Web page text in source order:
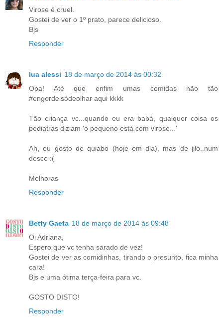
Virose é cruel.
Gostei de ver o 1º prato, parece delicioso.
Bjs
Responder
lua alessi 18 de março de 2014 às 00:32
Opa! Até que enfim umas comidas não tão
#engordeisódeolhar aqui kkkk
Tão criança vc...quando eu era babá, qualquer coisa os
pediatras diziam 'o pequeno está com virose...'
Ah, eu gosto de quiabo (hoje em dia), mas de jiló..num
desce :(
Melhoras
Responder
Betty Gaeta 18 de março de 2014 às 09:48
Oi Adriana,
Espero que vc tenha sarado de vez!
Gostei de ver as comidinhas, tirando o presunto, fica minha
cara!
Bjs e uma ótima terça-feira para vc.
GOSTO DISTO!
Responder